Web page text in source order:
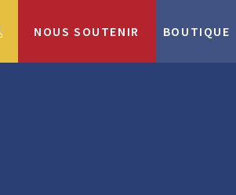
NOUS SOUTENIR BOUTIQUE